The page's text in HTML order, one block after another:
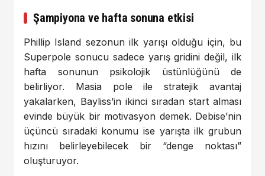
Şampiyona ve hafta sonuna etkisi
Phillip Island sezonun ilk yarışı olduğu için, bu
Superpole sonucu sadece yarış gridini değil, ilk
hafta sonunun psikolojik üstünlüğünü de
belirliyor. Masia pole ile stratejik avantaj
yakalarken, Bayliss’in ikinci sıradan start alması
evinde büyük bir motivasyon demek. Debise’nin
üçüncü sıradaki konumu ise yarışta ilk grubun
hızını belirleyebilecek bir “denge noktası”
oluşturuyor.